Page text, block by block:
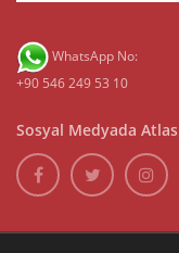
WhatsApp No:
+90 546 249 53 10
Sosyal Medyada Atlas